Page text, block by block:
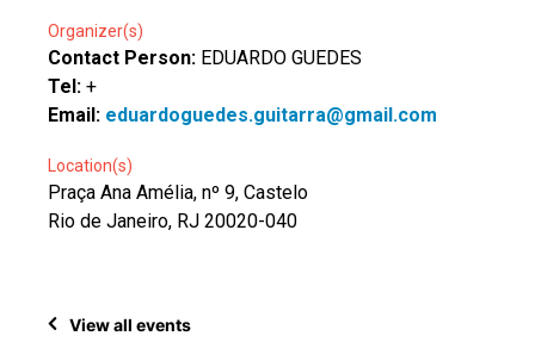
Organizer(s)
Contact Person: EDUARDO GUEDES
Tel: +
Email: eduardoguedes.guitarra@gmail.com
Location(s)
Praça Ana Amélia, nº 9, Castelo
Rio de Janeiro, RJ 20020-040
View all events